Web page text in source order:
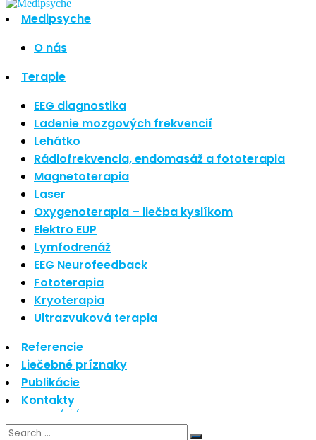
Medipsyche
O nás
Terapie
EEG diagnostika
Ladenie mozgových frekvencií
Lehátko
Rádiofrekvencia, endomasáž a fototerapia
Magnetoterapia
Laser
Oxygenoterapia – liečba kyslíkom
Elektro EUP
Lymfodrenáž
EEG Neurofeedback
Fototerapia
Kryoterapia
Ultrazvuková terapia
Referencie
Liečebné príznaky
Publikácie
Kontakty
Hľadať
Najnovšie články
Nové polarizované svetlo
So psoriázou netreba žiť
Rozšírenie služieb
Hudba a vývoj mozgu
Najnovšie komentáre
Žiadne komentáre na zobrazenie.
Archív
september 2021
apríl 2021
august 2020
Kategórie
Nezaradené
Skin Care
Zdravý štýl